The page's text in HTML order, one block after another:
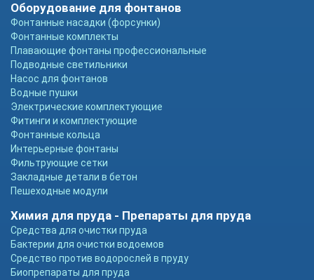
Оборудование для фонтанов
Фонтанные насадки (форсунки)
Фонтанные комплекты
Плавающие фонтаны профессиональные
Подводные светильники
Насос для фонтанов
Водные пушки
Электрические комплектующие
Фитинги и комплектующие
Фонтанные кольца
Интерьерные фонтаны
Фильтрующие сетки
Закладные детали в бетон
Пешеходные модули
Химия для пруда - Препараты для пруда
Средства для очистки пруда
Бактерии для очистки водоемов
Средство против водорослей в пруду
Биопрепараты для пруда